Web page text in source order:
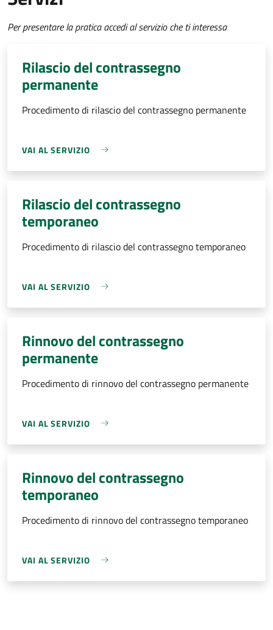
Per presentare la pratica accedi al servizio che ti interessa
Rilascio del contrassegno
permanente
Procedimento di rilascio del contrassegno permanente
VAI AL SERVIZIO
Rilascio del contrassegno
temporaneo
Procedimento di rilascio del contrassegno temporaneo
VAI AL SERVIZIO
Rinnovo del contrassegno
permanente
Procedimento di rinnovo del contrassegno permanente
VAI AL SERVIZIO
Rinnovo del contrassegno
temporaneo
Procedimento di rinnovo del contrassegno temporaneo
VAI AL SERVIZIO